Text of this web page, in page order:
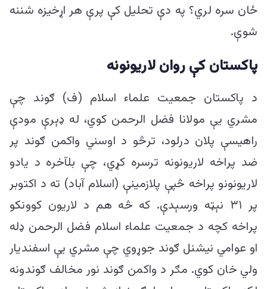
ځان سره لري؟ په دې تحلیل کې پرې هر اړخیزه شننه
شوې.
پاکستان کې روان لاریونونه
د پاکستان جمعیت علماء اسلام (ف) ګوند چې
مشري یې مولانا فضل الرحمن کوي، له ډېرې مودې
راهیسې پلان درلود، ترڅو د اوسني واکمن ګوند پر
ضد پراخه لاریونونه ترسره کړي، چې بلآخره د یادو
لاریونونو پراخه څپې پلازمینې (اسلام آباد) ته د اکتوبر
پر ۳۱ نېټه ورسېدې. که څه هم د لاریون کوونکو
پراخه کچه د جمعیت علماء اسلام فضل الرحمن ډله
او عوامي نیشنل ګوند جوړوي چې مشري یې اسفندیار
ولي خان کوي. مګر د واکمن ګوند نور مخالف ګوندونه